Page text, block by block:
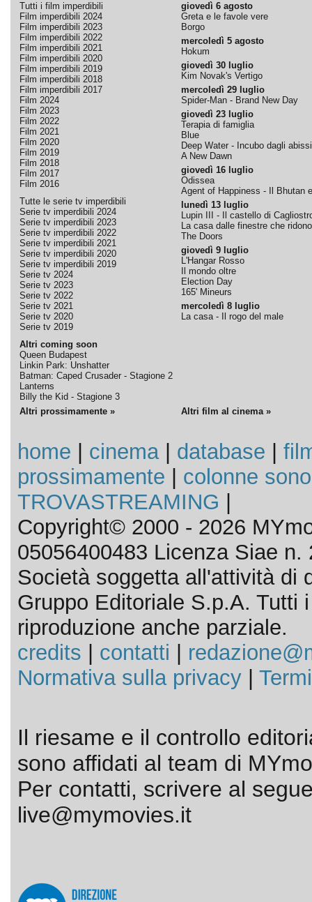
Tutti i film imperdibili
Film imperdibili 2024
Film imperdibili 2023
Film imperdibili 2022
Film imperdibili 2021
Film imperdibili 2020
Film imperdibili 2019
Film imperdibili 2018
Film imperdibili 2017
Film 2024
Film 2023
Film 2022
Film 2021
Film 2020
Film 2019
Film 2018
Film 2017
Film 2016
Tutte le serie tv imperdibili
Serie tv imperdibili 2024
Serie tv imperdibili 2023
Serie tv imperdibili 2022
Serie tv imperdibili 2021
Serie tv imperdibili 2020
Serie tv imperdibili 2019
Serie tv 2024
Serie tv 2023
Serie tv 2022
Serie tv 2021
Serie tv 2020
Serie tv 2019
Altri coming soon
Queen Budapest
Linkin Park: Unshatter
Batman: Caped Crusader - Stagione 2
Lanterns
Billy the Kid - Stagione 3
giovedì 6 agosto
Greta e le favole vere
Borgo
mercoledì 5 agosto
Hokum
giovedì 30 luglio
Kim Novak's Vertigo
mercoledì 29 luglio
Spider-Man - Brand New Day
giovedì 23 luglio
Terapia di famiglia
Blue
Deep Water - Incubo dagli abissi
A New Dawn
giovedì 16 luglio
Odissea
Agent of Happiness - Il Bhutan
lunedì 13 luglio
Lupin III - Il castello di
La casa dalle finestre che ridono
The Doors
giovedì 9 luglio
L'Hangar Rosso
Il mondo oltre
Election Day
165' Mineurs
mercoledì 8 luglio
La casa - Il rogo del male
Altri prossimamente » Altri film al cinema »
home cinema| database
prossimamente
colonne
TROVASTREAMING
Copyright© 2000 - 2026
05056400483 Licenza Siae n.
Società soggetta all'attività di
Gruppo Editoriale S.p.A. Tutti
riproduzione anche parziale.
credits
contatti
Normativa sulla privacy|
Il riesame e il controllo
sono affidati al team di
Per contatti, scrivere al
live@mymovies.it